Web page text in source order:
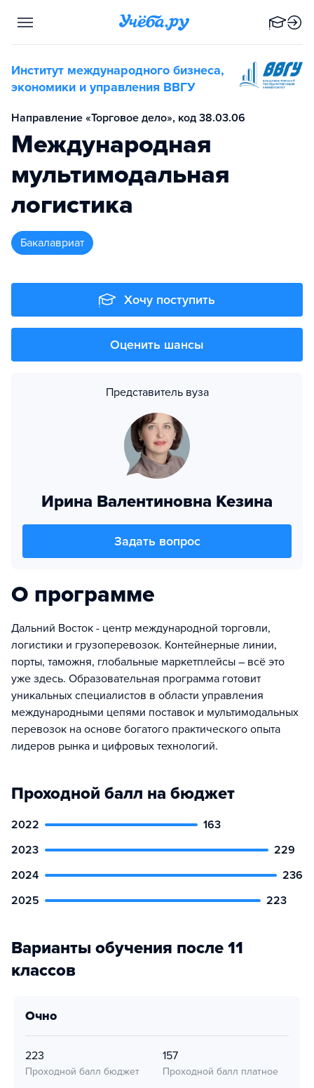
Институт международного бизнеса,
экономики и управления ВВГУ
Направление «Торговое дело», код 38.03.06
Международная
мультимодальная
логистика
бакалавриат
Хочу поступить
Оценить шансы
Представитель вуза
Ирина Валентиновна Кезина
Задать вопрос
О программе
Дальний Восток - центр международной торговли,
логистики и грузоперевозок. Контейнерные линии,
порты, таможня, глобальные маркетплейсы – всё это
уже здесь. Образовательная программа готовит
уникальных специалистов в области управления
международными цепями поставок и мультимодальных
перевозок на основе богатого практического опыта
лидеров рынка и цифровых технологий.
Проходной балл на бюджет
2022
163
2023
229
2024
236
2025
223
Варианты обучения после 11
классов
очно
223
Проходной балл бюджет
157
Проходной балл платное